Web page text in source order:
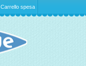
Carrello spesa